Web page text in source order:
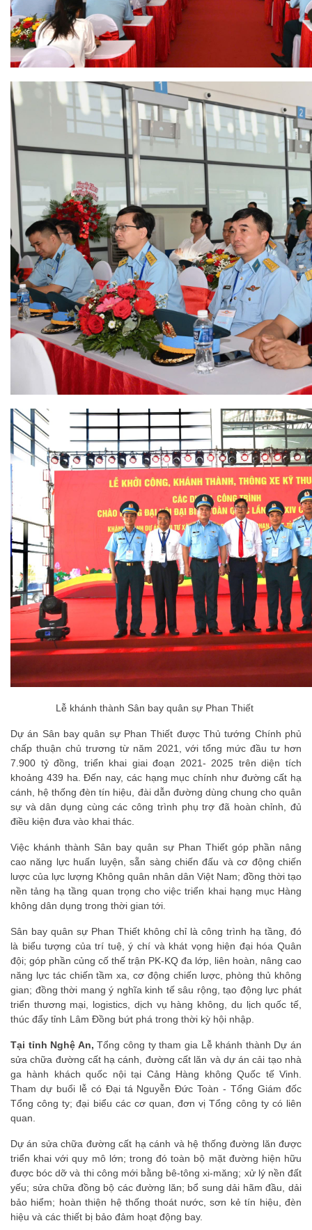
Lễ khánh thành Sân bay quân sự Phan Thiết
Dự án Sân bay quân sự Phan Thiết được Thủ tướng Chính phủ
chấp thuận chủ trương từ năm 2021, với tổng mức đầu tư hơn
7.900 tỷ đồng, triển khai giai đoạn 2021- 2025 trên diện tích
khoảng 439 ha. Đến nay, các hạng mục chính như đường cất hạ
cánh, hệ thống đèn tín hiệu, đài dẫn đường dùng chung cho quân
sự và dân dụng cùng các công trình phụ trợ đã hoàn chỉnh, đủ
điều kiện đưa vào khai thác.
Việc khánh thành Sân bay quân sự Phan Thiết góp phần nâng
cao năng lực huấn luyện, sẵn sàng chiến đấu và cơ động chiến
lược của lực lượng Không quân nhân dân Việt Nam; đồng thời tạo
nền tảng hạ tầng quan trọng cho việc triển khai hạng mục Hàng
không dân dụng trong thời gian tới.
Sân bay quân sự Phan Thiết không chỉ là công trình hạ tầng, đó
là biểu tượng của trí tuệ, ý chí và khát vọng hiện đại hóa Quân
đội; góp phần củng cố thế trận PK-KQ đa lớp, liên hoàn, nâng cao
năng lực tác chiến tầm xa, cơ động chiến lược, phòng thủ không
gian; đồng thời mang ý nghĩa kinh tế sâu rộng, tạo động lực phát
triển thương mại, logistics, dịch vụ hàng không, du lịch quốc tế,
thúc đẩy tỉnh Lâm Đồng bứt phá trong thời kỳ hội nhập.
Tại tỉnh Nghệ An, Tổng công ty tham gia Lễ khánh thành Dự án
sửa chữa đường cất hạ cánh, đường cất lăn và dự án cải tạo nhà
ga hành khách quốc nội tại Cảng Hàng không Quốc tế Vinh.
Tham dự buổi lễ có Đại tá Nguyễn Đức Toàn - Tổng Giám đốc
Tổng công ty; đại biểu các cơ quan, đơn vị Tổng công ty có liên
quan.
Dự án sửa chữa đường cất hạ cánh và hệ thống đường lăn được
triển khai với quy mô lớn; trong đó toàn bộ mặt đường hiện hữu
được bóc dỡ và thi công mới bằng bê-tông xi-măng; xử lý nền đất
yếu; sửa chữa đồng bộ các đường lăn; bổ sung dải hãm đầu, dải
bảo hiểm; hoàn thiện hệ thống thoát nước, sơn kẻ tín hiệu, đèn
hiệu và các thiết bị bảo đảm hoạt động bay.